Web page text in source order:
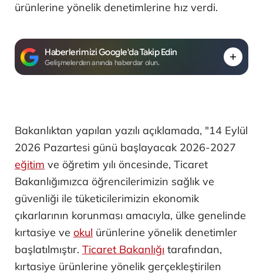
ürünlerine yönelik denetimlerine hız verdi.
Haberlerimizi Google'da Takip Edin
Gelişmelerden anında haberdar olun.
Bakanlıktan yapılan yazılı açıklamada, "14 Eylül
2026 Pazartesi günü başlayacak 2026-2027
eğitim ve öğretim yılı öncesinde, Ticaret
Bakanlığımızca öğrencilerimizin sağlık ve
güvenliği ile tüketicilerimizin ekonomik
çıkarlarının korunması amacıyla, ülke genelinde
kırtasiye ve okul ürünlerine yönelik denetimler
başlatılmıştır. Ticaret Bakanlığı tarafından,
kırtasiye ürünlerine yönelik gerçekleştirilen